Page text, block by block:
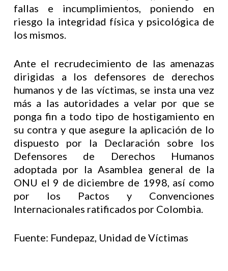
fallas e incumplimientos, poniendo en
riesgo la integridad física y psicológica de
los mismos.
Ante el recrudecimiento de las amenazas
dirigidas a los defensores de derechos
humanos y de las víctimas, se insta una vez
más a las autoridades a velar por que se
ponga fin a todo tipo de hostigamiento en
su contra y que asegure la aplicación de lo
dispuesto por la Declaración sobre los
Defensores de Derechos Humanos
adoptada por la Asamblea general de la
ONU el 9 de diciembre de 1998, así como
por los Pactos y Convenciones
Internacionales ratificados por Colombia.
Fuente: Fundepaz, Unidad de Víctimas